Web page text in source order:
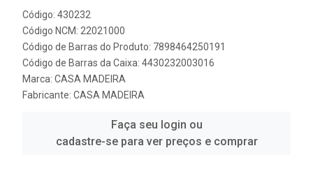
Código: 430232
Código NCM: 22021000
Código de Barras do Produto: 7898464250191
Código de Barras da Caixa: 4430232003016
Marca: CASA MADEIRA
Fabricante: CASA MADEIRA
Faça seu login ou
cadastre-se para ver preços e comprar